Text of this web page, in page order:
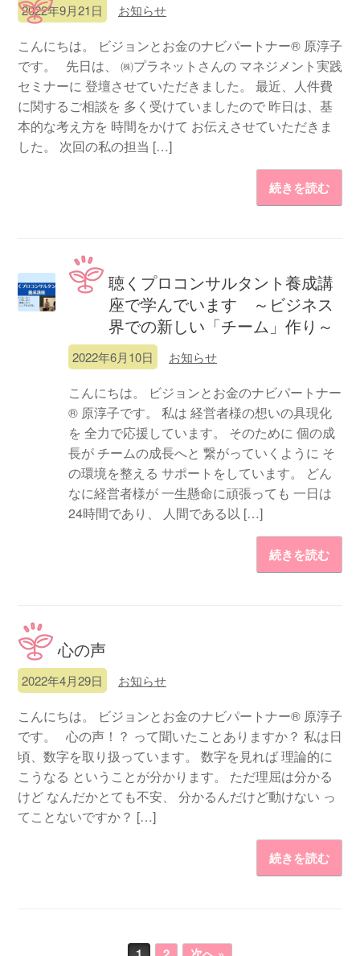
2022年9月21日 お知らせ
こんにちは。 ビジョンとお金のナビパートナー® 原淳子
です。 先日は、 ㈱プラネットさんの マネジメント実践
セミナーに 登壇させていただきました。 最近、人件費
に関するご相談を 多く受けていましたので 昨日は、基
本的な考え方を 時間をかけて お伝えさせていただきま
した。 次回の私の担当 […]
続きを読む
聴くプロコンサルタント養成講
座で学んでいます ～ビジネス
界での新しい「チーム」作り～
2022年6月10日 お知らせ
こんにちは。 ビジョンとお金のナビパートナー
® 原淳子です。 私は 経営者様の想いの具現化
を 全力で応援しています。 そのために 個の成
長が チームの成長へと 繋がっていくように そ
の環境を整える サポートをしています。 どん
なに経営者様が 一生懸命に頑張っても 一日は
24時間であり、 人間である以 […]
続きを読む
心の声
2022年4月29日 お知らせ
こんにちは。 ビジョンとお金のナビパートナー® 原淳子
です。 心の声！？ って聞いたことありますか？ 私は日
頃、数字を取り扱っています。 数字を見れば 理論的に
こうなる ということが分かります。 ただ理屈は分かる
けど なんだかとても不安、 分かるんだけど動けない っ
てことないですか？ […]
続きを読む